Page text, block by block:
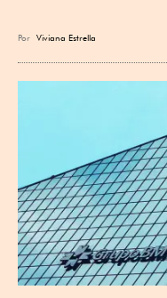
Por Viviana Estrella